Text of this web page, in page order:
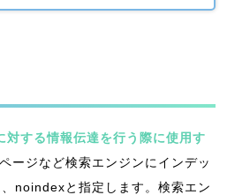
する情報伝達を行う際に使用す
ージなど検索エンジンにインデッ
noindexと指定します。検索エン